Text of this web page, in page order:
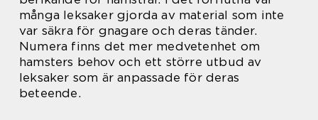
många leksaker gjorda av material som inte
var säkra för gnagare och deras tänder.
Numera finns det mer medvetenhet om
hamsters behov och ett större utbud av
leksaker som är anpassade för deras
beteende.